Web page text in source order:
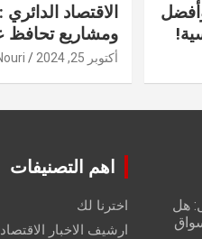
الاقتصاد
ومشاريع تحافظ
أكتوبر 25, 2024
هل
اهم التصنيفات
اخترنا لك
ارشيف الاخبار